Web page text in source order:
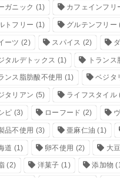
ガニック (1) カフェインフリ
トフリー (1) グルテンフリー
ーツ (2) スパイス (2)
タルデトックス (1) トランス
ンス脂肪酸不使用 (1) ベジタ
タリアン (5) ライフスタイル
ピ (3) ローフード (2)
品不使用 (3) 亜麻仁油 (1)
道 (1) 卵不使用 (2) 大
(2) 洋菓子 (1) 添加物